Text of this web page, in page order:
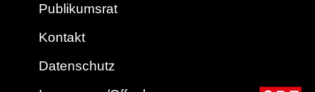
Publikumsrat
Kontakt
Datenschutz